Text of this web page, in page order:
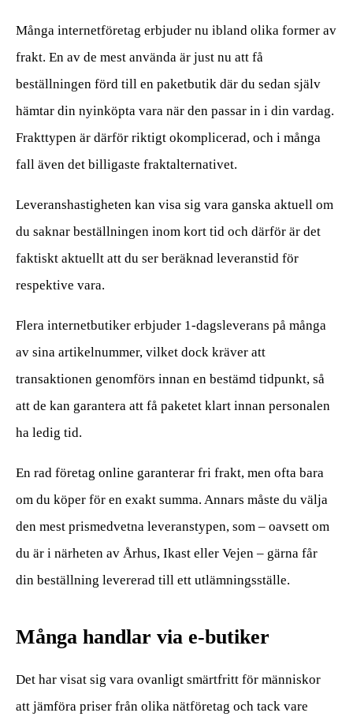
Många internetföretag erbjuder nu ibland olika former av
frakt. En av de mest använda är just nu att få
beställningen förd till en paketbutik där du sedan själv
hämtar din nyinköpta vara när den passar in i din vardag.
Frakttypen är därför riktigt okomplicerad, och i många
fall även det billigaste fraktalternativet.
Leveranshastigheten kan visa sig vara ganska aktuell om
du saknar beställningen inom kort tid och därför är det
faktiskt aktuellt att du ser beräknad leveranstid för
respektive vara.
Flera internetbutiker erbjuder 1-dagsleverans på många
av sina artikelnummer, vilket dock kräver att
transaktionen genomförs innan en bestämd tidpunkt, så
att de kan garantera att få paketet klart innan personalen
ha ledig tid.
En rad företag online garanterar fri frakt, men ofta bara
om du köper för en exakt summa. Annars måste du välja
den mest prismedvetna leveranstypen, som – oavsett om
du är i närheten av Århus, Ikast eller Vejen – gärna får
din beställning levererad till ett utlämningsställe.
Många handlar via e-butiker
Det har visat sig vara ovanligt smärtfritt för människor
att jämföra priser från olika nätföretag och tack vare